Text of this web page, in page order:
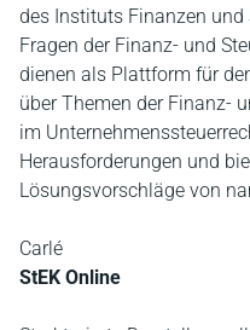
des Instituts Finanzen
Fragen der Finanz- und
dienen als Plattform für
über Themen der Finanz-
im
Herausforderungen und
Lösungsvorschläge von
Carlé
StEK Online